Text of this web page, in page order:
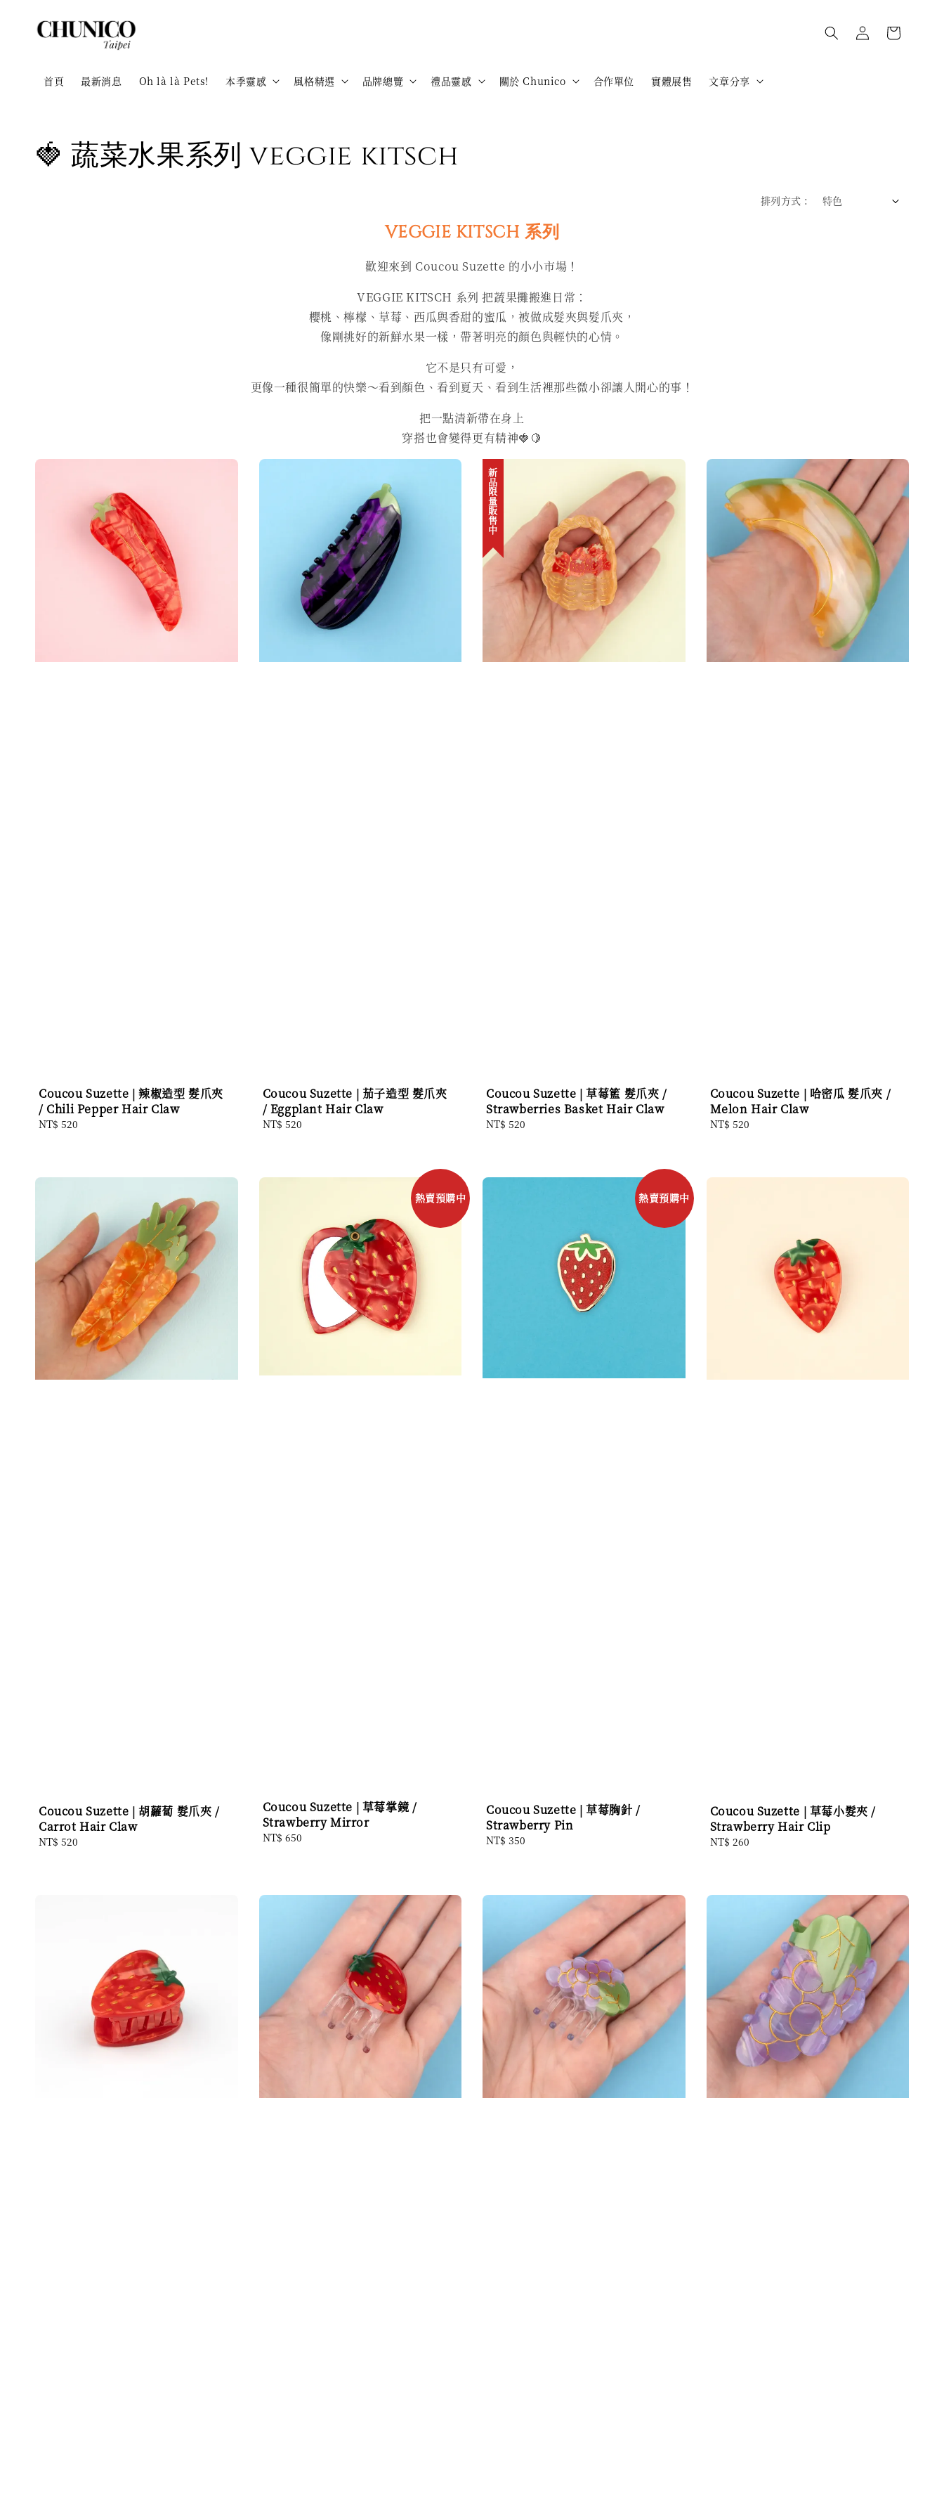
首頁 最新消息 Oh là là Pets! 本季靈感 風格精選 品牌總覽 禮品靈感 關於 Chunico 合作單位 實體展售 文章分享
🍓 蔬菜水果系列 veggie kitsch
排列方式 :
VEGGIE KITSCH 系列
歡迎來到 Coucou Suzette 的小小市場！
VEGGIE KITSCH 系列 把蔬果攤搬進日常：
櫻桃、檸檬、草莓、西瓜與香甜的蜜瓜，被做成髮夾與髮爪夾，
像剛挑好的新鮮水果一樣，帶著明亮的顏色與輕快的心情。
它不是只有可愛，
更像一種很簡單的快樂～看到顏色、看到夏天、看到生活裡那些微小卻讓人開心的事！
把一點清新帶在身上
穿搭也會變得更有精神🍓🍋
Coucou Suzette | 辣椒造型 髮爪夾
/ Chili Pepper Hair Claw
Regular
NT$ 520
Coucou Suzette | 茄子造型 髮爪夾
/ Eggplant Hair Claw
Regular
NT$ 520
新品限量販售中
Coucou Suzette | 草莓籃 髮爪夾 /
Strawberries Basket Hair Claw
Regular
NT$ 520
Coucou Suzette | 哈密瓜 髮爪夾 /
Melon Hair Claw
Regular
NT$ 520
Coucou Suzette | 胡蘿蔔 髮爪夾 /
Carrot Hair Claw
Regular
NT$ 520
熱賣預購中
Coucou Suzette | 草莓掌鏡 /
Strawberry Mirror
Regular
NT$ 650
熱賣預購中
Coucou Suzette | 草莓胸針 /
Strawberry Pin
Regular
NT$ 350
Coucou Suzette | 草莓小髮夾 /
Strawberry Hair Clip
Regular
NT$ 260